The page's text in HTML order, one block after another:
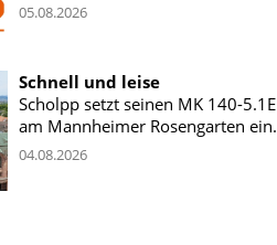
05.08.2026
Schnell und leise
Scholpp setzt seinen MK 140-5.1E
am Mannheimer Rosengarten ein.
04.08.2026